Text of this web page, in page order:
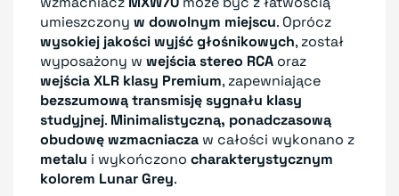
umieszczony w dowolnym miejscu. Oprócz
wysokiej jakości wyjść głośnikowych, został
wyposażony w wejścia stereo RCA oraz
wejścia XLR klasy Premium, zapewniające
bezszumową transmisję sygnału klasy
studyjnej. Minimalistyczną, ponadczasową
obudowę wzmacniacza w całości wykonano z
metalu i wykończono charakterystycznym
kolorem Lunar Grey.